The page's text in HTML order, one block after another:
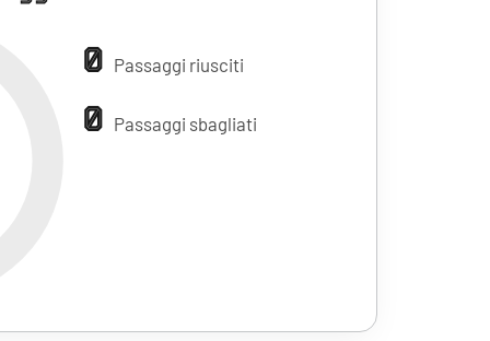
0 Passaggi riusciti
0 Passaggi sbagliati